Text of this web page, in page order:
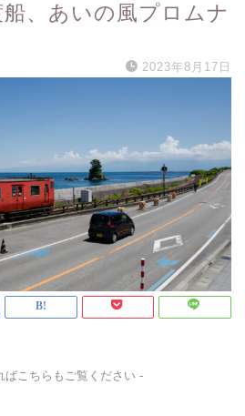
、あいの風プロムナ
2023年8月17日
ばこちらもご覧ください -